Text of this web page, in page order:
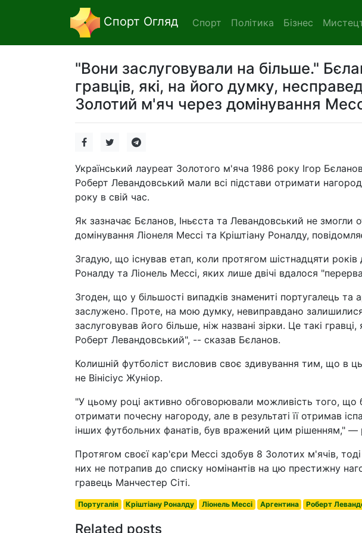
Спорт Огляд Спорт Політика Бізнес
"Вони заслуговували на більше."
гравців, які, на його думку,
Золотий м'яч через домінування
Український лауреат Золотого м'яча 1986 року Ігор
Роберт Левандовський мали всі підстави отримати
року в свій час.
Як зазначає Бєланов, Іньєста та Левандовський не
домінування Ліонеля Мессі та Кріштіану Роналду,
Згадую, що існував етап, коли протягом шістнадцяти
Роналду та Ліонель Мессі, яких лише двічі вдалося
Згоден, що у більшості випадків знамениті португалець та
заслужено. Проте, на мою думку, невиправдано
заслуговував його більше, ніж названі зірки. Це такі
Роберт Левандовський", -- сказав Бєланов.
Колишній футболіст висловив своє здивування тим, що в
не Вінісіус Жуніор.
"У цьому році активно обговорювали можливість того, що
отримати почесну нагороду, але в результаті її отримав
інших футбольних фанатів, був вражений цим рішенням," —
Протягом своєї кар'єри Мессі здобув 8 Золотих м'ячів,
них не потрапив до списку номінантів на цю престижну
гравець Манчестер Сіті.
Португалія Кріштіану Роналду Ліонель Мессі Аргентина Роберт
Related posts